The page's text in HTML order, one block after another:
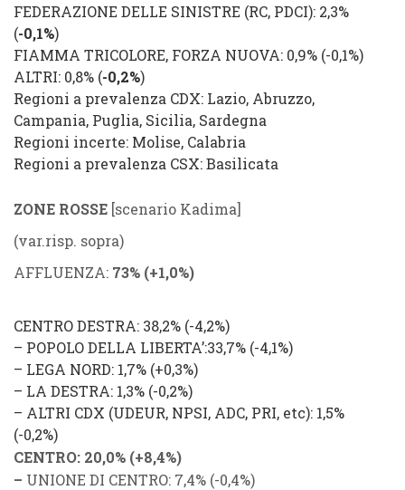
FEDERAZIONE DELLE SINISTRE (RC, PDCI): 2,3%
(-0,1%)
FIAMMA TRICOLORE, FORZA NUOVA: 0,9% (-0,1%)
ALTRI: 0,8% (-0,2%)
Regioni a prevalenza CDX: Lazio, Abruzzo,
Campania, Puglia, Sicilia, Sardegna
Regioni incerte: Molise, Calabria
Regioni a prevalenza CSX: Basilicata
ZONE ROSSE [scenario Kadima]
(var.risp. sopra)
AFFLUENZA: 73% (+1,0%)
CENTRO DESTRA: 38,2% (-4,2%)
– POPOLO DELLA LIBERTA’:33,7% (-4,1%)
– LEGA NORD: 1,7% (+0,3%)
– LA DESTRA: 1,3% (-0,2%)
– ALTRI CDX (UDEUR, NPSI, ADC, PRI, etc): 1,5%
(-0,2%)
CENTRO: 20,0% (+8,4%)
– UNIONE DI CENTRO: 7,4% (-0,4%)